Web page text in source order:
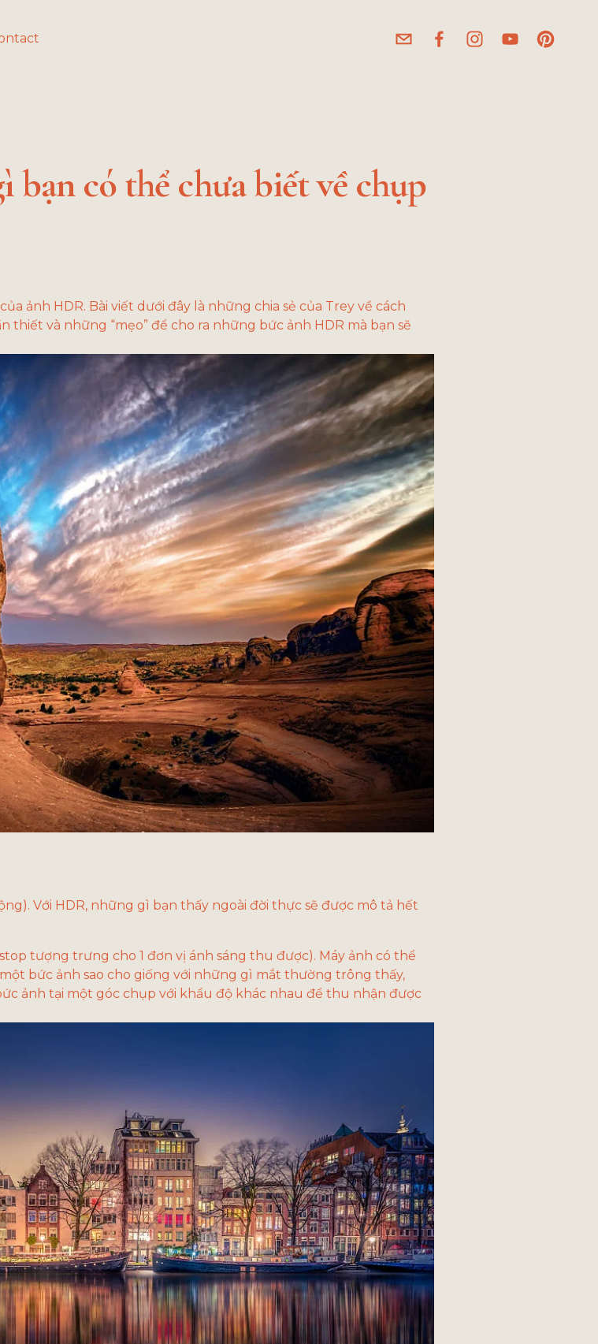
bạn có thể chưa biết về chụp
ảnh HDR. Bài viết dưới đây là những chia sẻ của Trey về cách
thiết và những “mẹo” để cho ra những bức ảnh HDR mà bạn sẽ
Với HDR, những gì bạn thấy ngoài đời thực sẽ được mô tả hết
tượng trưng cho 1 đơn vị ánh sáng thu được). Máy ảnh có thể
bức ảnh sao cho giống với những gì mắt thường trông thấy,
ảnh tại một góc chụp với khẩu độ khác nhau để thu nhận được